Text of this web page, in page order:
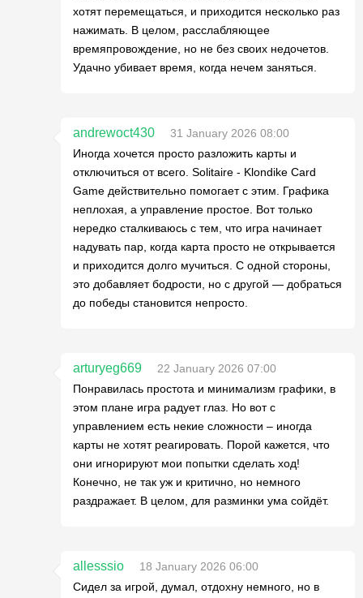
хотят перемещаться, и приходится несколько раз
нажимать. В целом, расслабляющее
времяпровождение, но не без своих недочетов.
Удачно убивает время, когда нечем заняться.
andrewoct430
31 January 2026 08:00
Иногда хочется просто разложить карты и
отключиться от всего. Solitaire - Klondike Card
Game действительно помогает с этим. Графика
неплохая, а управление простое. Вот только
нередко сталкиваюсь с тем, что игра начинает
надувать пар, когда карта просто не открывается
и приходится долго мучиться. С одной стороны,
это добавляет бодрости, но с другой — добраться
до победы становится непросто.
arturyeg669
22 January 2026 07:00
Понравилась простота и минимализм графики, в
этом плане игра радует глаз. Но вот с
управлением есть некие сложности – иногда
карты не хотят реагировать. Порой кажется, что
они игнорируют мои попытки сделать ход!
Конечно, не так уж и критично, но немного
раздражает. В целом, для разминки ума сойдёт.
allesssio
18 January 2026 06:00
Сидел за игрой, думал, отдохну немного, но в